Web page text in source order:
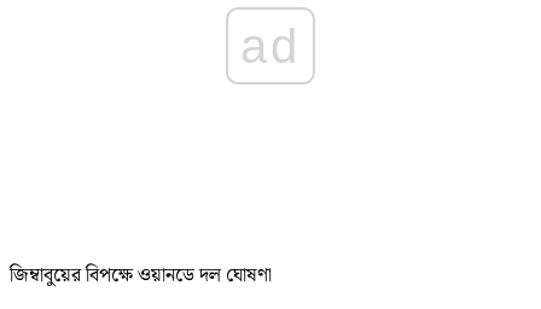
ad
জিম্বাবুয়ের বিপক্ষে ওয়ানডে দল ঘোষণা